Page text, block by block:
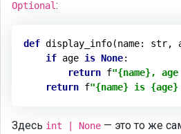
Optional:
def display_info(name: str,
if age is None:
return f"{name},
return f"{name} is
Здесь int | None — это то же